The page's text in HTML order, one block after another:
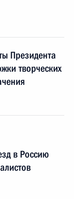
Президента
творческих
в Россию